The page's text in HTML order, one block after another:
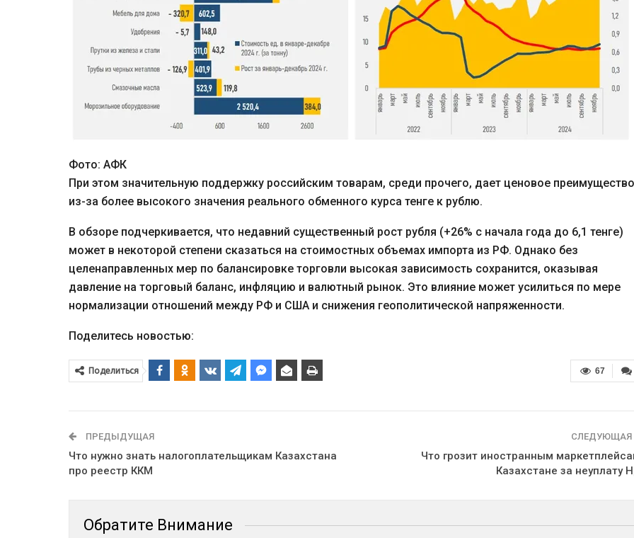
Фото: АФК
При этом значительную поддержку российским товарам, среди прочего, дает ценовое преимущество
из-за более высокого значения реального обменного курса тенге к рублю.
В обзоре подчеркивается, что недавний существенный рост рубля (+26% с начала года до 6,1 тенге)
может в некоторой степени сказаться на стоимостных объемах импорта из РФ. Однако без
целенаправленных мер по балансировке торговли высокая зависимость сохранится, оказывая
давление на торговый баланс, инфляцию и валютный рынок. Это влияние может усилиться по мере
нормализации отношений между РФ и США и снижения геополитической напряженности.
Поделитесь новостью:
67
Поделиться
ПРЕДЫДУЩАЯ
Что нужно знать налогоплательщикам Казахстана
про реестр ККМ
СЛЕДУЮЩАЯ
Что грозит иностранным
Казахстане за неуплату
Обратите Внимание